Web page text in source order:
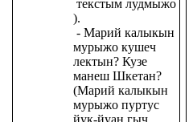
текстым лудмыжо
).
- Марий калыкын
мурыжо кушеч
лектын? Кузе
манеш Шкетан?
(Марий калыкын
мурыжо пуртус